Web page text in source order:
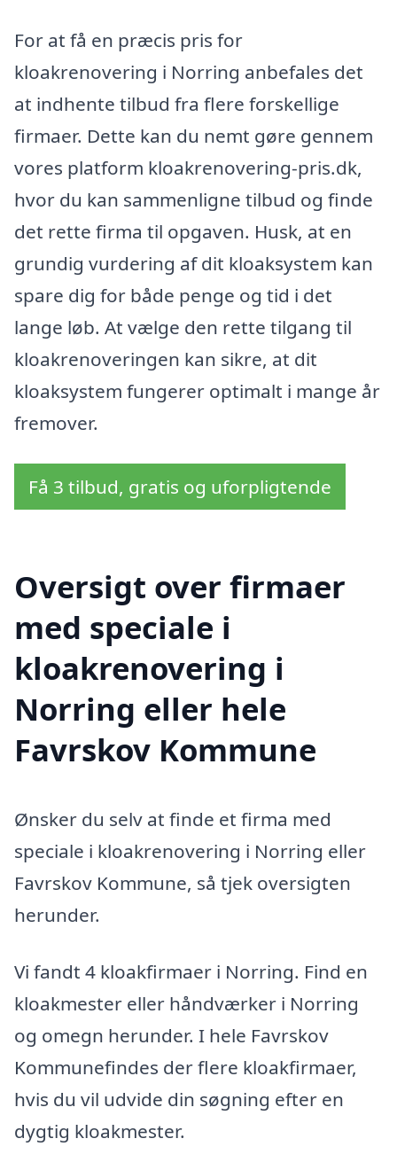
For at få en præcis pris for
kloakrenovering i Norring anbefales det
at indhente tilbud fra flere forskellige
firmaer. Dette kan du nemt gøre gennem
vores platform kloakrenovering-pris.dk,
hvor du kan sammenligne tilbud og finde
det rette firma til opgaven. Husk, at en
grundig vurdering af dit kloaksystem kan
spare dig for både penge og tid i det
lange løb. At vælge den rette tilgang til
kloakrenoveringen kan sikre, at dit
kloaksystem fungerer optimalt i mange år
fremover.
Få 3 tilbud, gratis og uforpligtende
Oversigt over firmaer
med speciale i
kloakrenovering i
Norring eller hele
Favrskov Kommune
Ønsker du selv at finde et firma med
speciale i kloakrenovering i Norring eller
Favrskov Kommune, så tjek oversigten
herunder.
Vi fandt 4 kloakfirmaer i Norring. Find en
kloakmester eller håndværker i Norring
og omegn herunder. I hele Favrskov
Kommunefindes der flere kloakfirmaer,
hvis du vil udvide din søgning efter en
dygtig kloakmester.